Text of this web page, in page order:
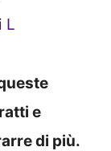
L
e
di più.